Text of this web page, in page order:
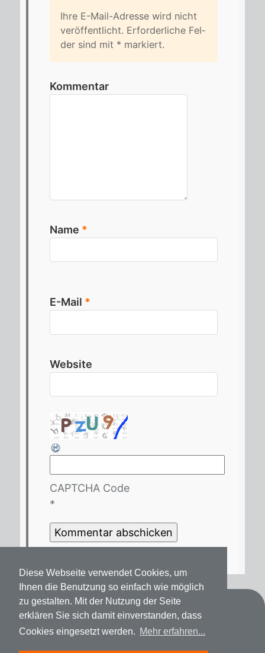
Diese Webseite verwendet Cookies, um
Ihnen die Benutzung so einfach wie möglich
zu gestalten. Mit der Nutzung der Seite
erklären Sie sich damit einverstanden, dass
Cookies eingesetzt werden. Mehr erfahren...
Ihre E-Mail-Adres­se wird nicht
ver­öf­fent­licht. Er­for­der­li­che Fel­
der sind mit * mar­kiert.
Kommentar
Name *
E-Mail *
Website
CAPTCHA Code
*
Kontakt
Datenschutz